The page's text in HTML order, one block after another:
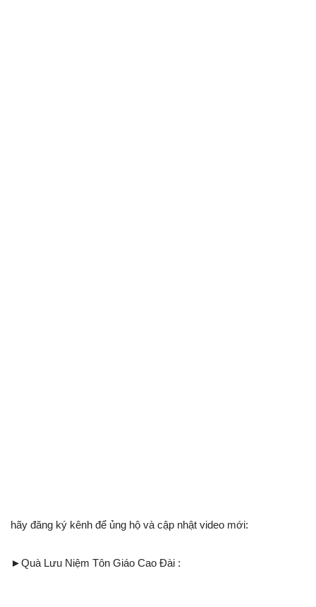
hãy đăng ký kênh để ủng hộ và cập nhật video mới:
►Quà Lưu Niệm Tôn Giáo Cao Đài :